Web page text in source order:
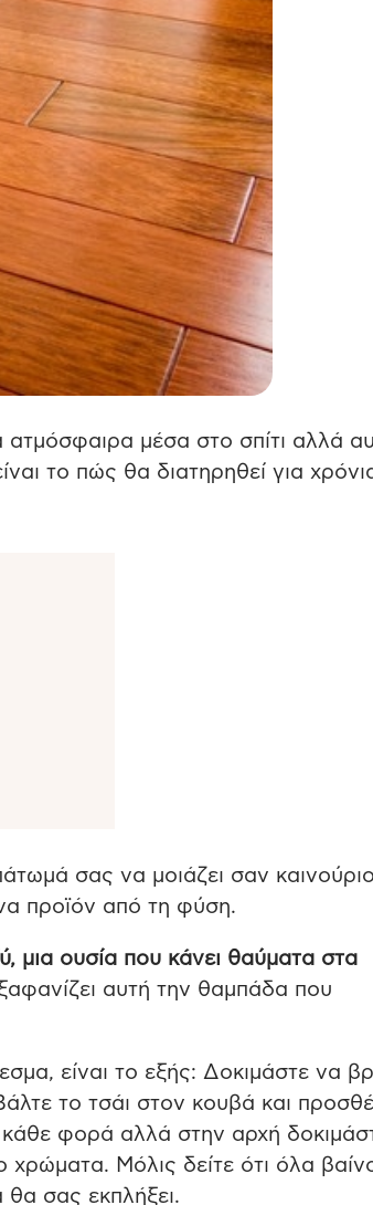
ατμόσφαιρα μέσα στο σπίτι αλλά
το πώς θα διατηρηθεί για
σας να μοιάζει σαν
προϊόν από τη φύση.
μια ουσία που κάνει θαύματα στα
αυτή την θαμπάδα που
είναι το εξής: Δοκιμάστε να
το τσάι στον κουβά και
φορά αλλά στην αρχή
χρώματα. Μόλις δείτε ότι όλα
σας εκπλήξει.